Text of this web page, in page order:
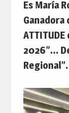
Es María
Ganadora
ATTITUDE
2026”…
Regional”.